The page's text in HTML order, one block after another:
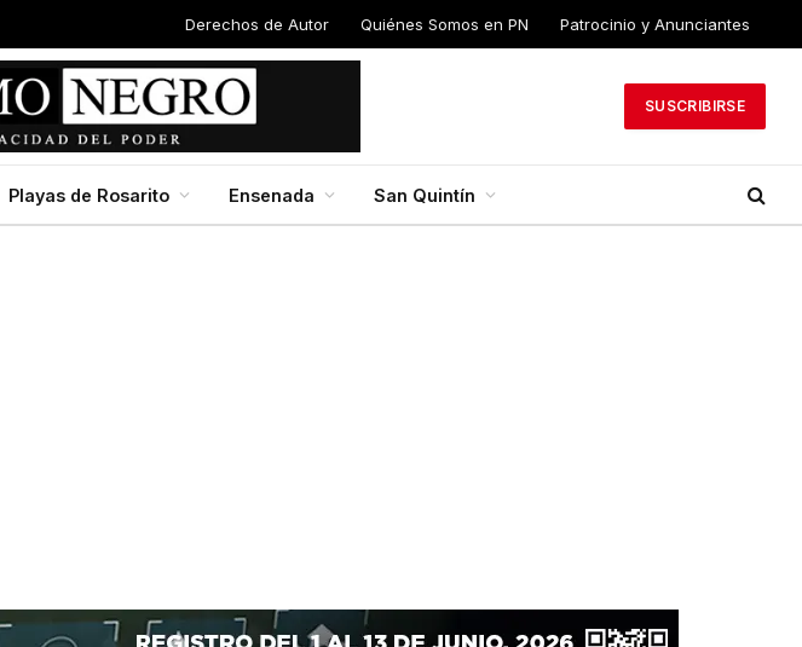
Derechos de Autor Quiénes Somos en PN Patrocinio y Anunciantes
SUSCRIBIRSE
Playas de Rosarito Ensenada San Quintín